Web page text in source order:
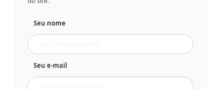
Seu nome
Seu e-mail